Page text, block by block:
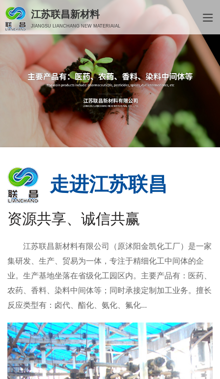
江苏联昌新材料
JIANGSU LIANCHANG NEW MATERIAIAL
走进江苏联昌
资源共享、诚信共赢
江苏联昌新材料有限公司
（原沭阳金凯化工厂）是一家
集研发、生产、贸易为一体，专注于精细化工中间体的企
业。生产基地坐落在省级化工园区内。主要产品有：医药、
农药、香料、染料中间体等；同时承接定制加工业务。擅长
反应类型有：卤代、酯化、氨化、氟化...